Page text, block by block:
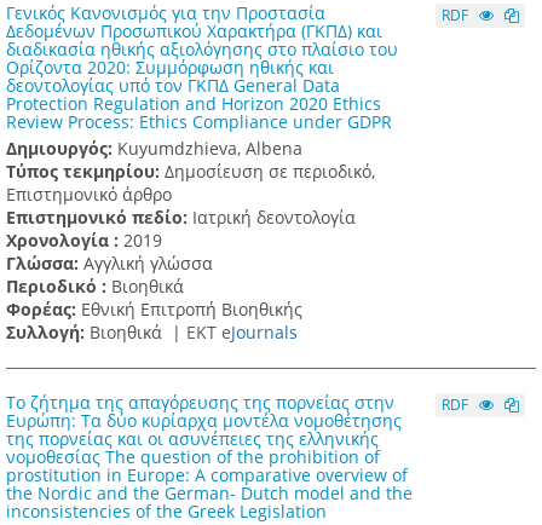
Γενικός Κανονισμός για την Προστασία
Δεδομένων Προσωπικού Χαρακτήρα (ΓΚΠΔ) και
διαδικασία ηθικής αξιολόγησης στο πλαίσιο του
Ορίζοντα 2020: Συμμόρφωση ηθικής και
δεοντολογίας υπό τον ΓΚΠΔ General Data
Protection Regulation and Horizon 2020 Ethics
Review Process: Ethics Compliance under GDPR
Δημιουργός: Kuyumdzhieva, Albena
Τύπος τεκμηρίου: Δημοσίευση σε περιοδικό,
Επιστημονικό άρθρο
Επιστημονικό πεδίο: Ιατρική δεοντολογία
Χρονολογία : 2019
Γλώσσα: Αγγλική γλώσσα
Περιοδικό : Βιοηθικά
Φορέας: Εθνική Επιτροπή Βιοηθικής
Συλλογή: Βιοηθικά | ΕΚΤ eJournals
RDF
Το ζήτημα της απαγόρευσης της πορνείας στην
Ευρώπη: Τα δύο κυρίαρχα μοντέλα νομοθέτησης
της πορνείας και οι ασυνέπειες της ελληνικής
νομοθεσίας The question of the prohibition of
prostitution in Europe: A comparative overview of
the Nordic and the German- Dutch model and the
inconsistencies of the Greek Legislation
RDF